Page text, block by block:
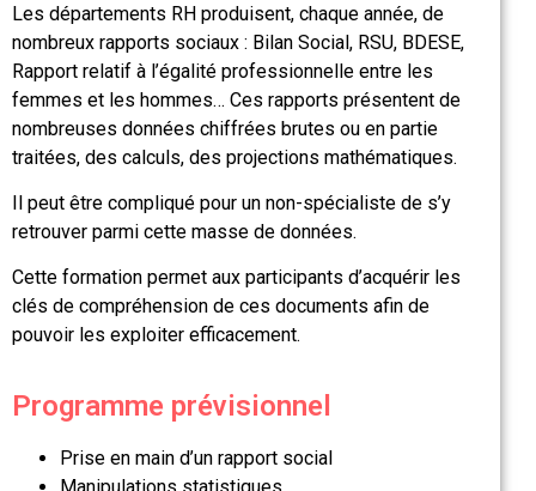
Les départements RH produisent, chaque année, de
nombreux rapports sociaux : Bilan Social, RSU, BDESE,
Rapport relatif à l’égalité professionnelle entre les
femmes et les hommes… Ces rapports présentent de
nombreuses données chiffrées brutes ou en partie
traitées, des calculs, des projections mathématiques.
Il peut être compliqué pour un non-spécialiste de s’y
retrouver parmi cette masse de données.
Cette formation permet aux participants d’acquérir les
clés de compréhension de ces documents afin de
pouvoir les exploiter efficacement.
Programme prévisionnel
Prise en main d’un rapport social